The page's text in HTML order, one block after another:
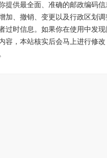
提供最全面、准确的邮政编码
加、撤销、变更以及行政区划
过时信息。如果你在使用中发现
容，本站核实后会马上进行修